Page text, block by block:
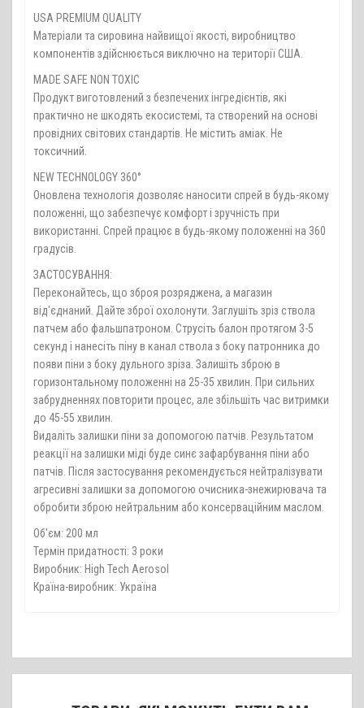
USA PREMIUM QUALITY
Матеріали та сировина найвищої якості, виробництво
компонентів здійснюється виключно на території США.
MADE SAFE NON TOXIC
Продукт виготовлений з безпечених інгредієнтів, які
практично не шкодять екосистемі, та створений на основі
провідних світових стандартів. Не містить аміак. Не
токсичний.
NEW TECHNOLOGY 360°
Оновлена технологія дозволяє наносити спрей в будь-якому
положенні, що забезпечує комфорт і зручність при
використанні. Спрей працює в будь-якому положенні на 360
градусів.
ЗАСТОСУВАННЯ:
Переконайтесь, що зброя розряджена, а магазин
від'єднаний. Дайте зброї охолонути. Заглушіть зріз ствола
патчем або фальшпатроном. Струсіть балон протягом 3-5
секунд і нанесіть піну в канал ствола з боку патронника до
появи піни з боку дульного зріза. Залишіть зброю в
горизонтальному положенні на 25-35 хвилин. При сильних
забрудненнях повторити процес, але збільшіть час витримки
до 45-55 хвилин.
Видаліть залишки піни за допомогою патчів. Результатом
реакції на залишки міді буде синє зафарбування піни або
патчів. Після застосування рекомендується нейтралізувати
агресивні залишки за допомогою очисника-знежирювача та
обробити зброю нейтральним або консерваційним маслом.
Об'єм: 200 мл
Термін придатності: 3 роки
Виробник: High Tech Aerosol
Країна-виробник: Україна